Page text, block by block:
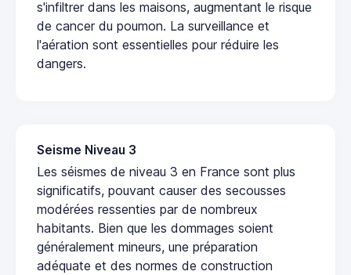
s'infiltrer dans les maisons, augmentant le risque
de cancer du poumon. La surveillance et
l'aération sont essentielles pour réduire les
dangers.
Seisme Niveau 3
Les séismes de niveau 3 en France sont plus
significatifs, pouvant causer des secousses
modérées ressenties par de nombreux
habitants. Bien que les dommages soient
généralement mineurs, une préparation
adéquate et des normes de construction